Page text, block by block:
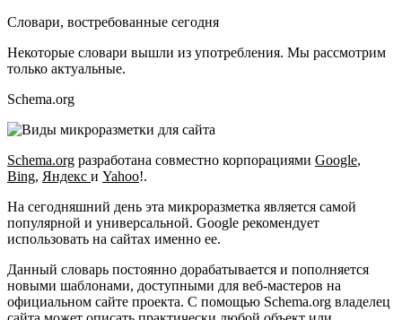
Словари, востребованные сегодня
Некоторые словари вышли из употребления. Мы рассмотрим
только актуальные.
Schema.org
Schema.org разработана совместно корпорациями Google,
Bing, Яндекс и Yahoo!.
На сегодняшний день эта микроразметка является самой
популярной и универсальной. Google рекомендует
использовать на сайтах именно ее.
Данный словарь постоянно дорабатывается и пополняется
новыми шаблонами, доступными для веб-мастеров на
официальном сайте проекта. С помощью Schema.org владелец